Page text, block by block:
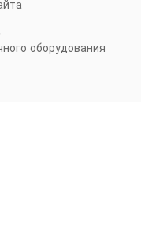
оборудования